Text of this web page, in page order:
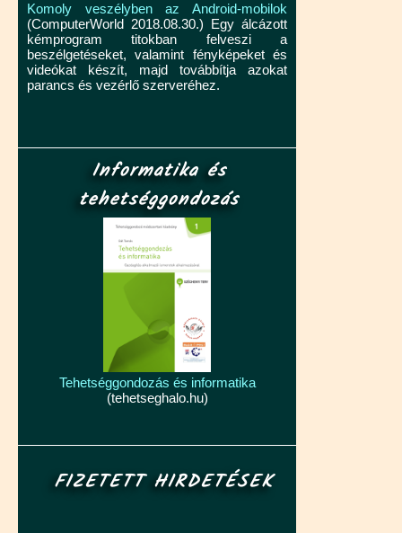
Komoly veszélyben az Android-mobilok
(ComputerWorld 2018.08.30.) Egy álcázott
kémprogram titokban felveszi a
beszélgetéseket, valamint fényképeket és
videókat készít, majd továbbítja azokat
parancs és vezérlő szerveréhez.
Informatika és
tehetséggondozás
Tehetséggondozás és informatika
(tehetseghalo.hu)
FIZETETT HIRDETÉSEK